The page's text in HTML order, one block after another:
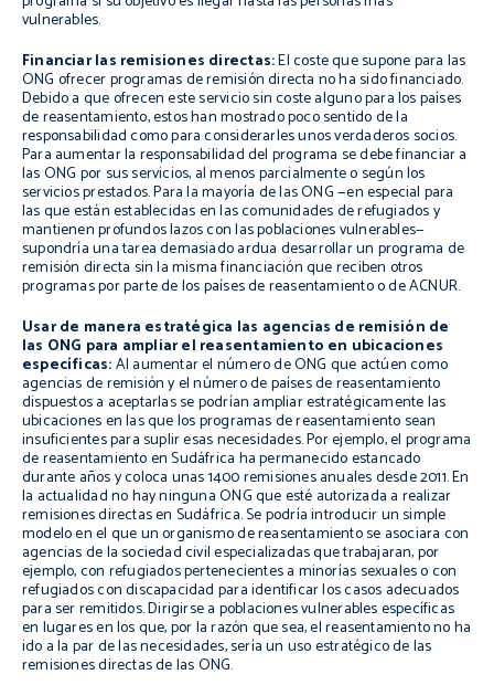
vulnerables.
Financiar las remisiones directas:El coste que supone para las
ONG ofrecer programas de remisión directa no ha sido financiado.
Debido a que ofrecen este servicio sin coste alguno para los países
de reasentamiento, estos han mostrado poco sentido de la
responsabilidad como para considerarles unos verdaderos socios.
Para aumentar la responsabilidad del programa se debe financiar a
las ONG por sus servicios, al menos parcialmente o según los
servicios prestados. Para la mayoría de las ONG —en especial para
las que están establecidas en las comunidades de refugiados y
mantienen profundos lazos con las poblaciones vulnerables—
supondría una tarea demasiado ardua desarrollar un programa de
remisión directa sin la misma financiación que reciben otros
programas por parte de los países de reasentamiento o de ACNUR.
Usar de manera estratégica las agencias de remisión de
las ONG para ampliar el reasentamiento en ubicaciones
específicas:Al aumentar el número de ONG que actúen como
agencias de remisión y el número de países de reasentamiento
dispuestos a aceptarlas se podrían ampliar estratégicamente las
ubicaciones en las que los programas de reasentamiento sean
insuficientes para suplir esas necesidades. Por ejemplo, el programa
de reasentamiento en Sudáfrica ha permanecido estancado
durante años y coloca unas 1400 remisiones anuales desde 2011. En
la actualidad no hay ninguna ONG que esté autorizada a realizar
remisiones directas en Sudáfrica. Se podría introducir un simple
modelo en el que un organismo de reasentamiento se asociara con
agencias de la sociedad civil especializadas que trabajaran, por
ejemplo, con refugiados pertenecientes a minorías sexuales o con
refugiados con discapacidad para identificar los casos adecuados
para ser remitidos. Dirigirse a poblaciones vulnerables específicas
en lugares en los que, por la razón que sea, el reasentamiento no ha
ido a la par de las necesidades, sería un uso estratégico de las
remisiones directas de las ONG.